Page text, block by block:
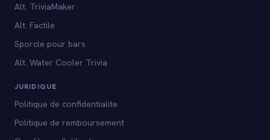
Alt. TriviaMaker
Alt. Factile
Sporcle pour bars
Alt. Water Cooler Trivia
JURIDIQUE
Politique de confidentialite
Politique de remboursement